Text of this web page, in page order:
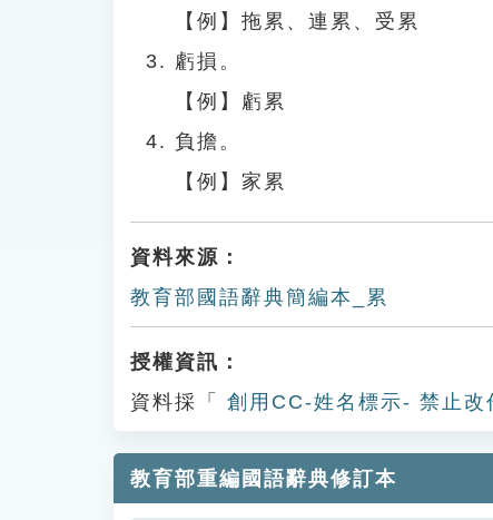
【例】拖累、連累、受累
虧損。
【例】虧累
負擔。
【例】家累
資料來源：
教育部國語辭典簡編本_累
授權資訊：
資料採「
創用CC-姓名標示- 禁止
教育部重編國語辭典修訂本